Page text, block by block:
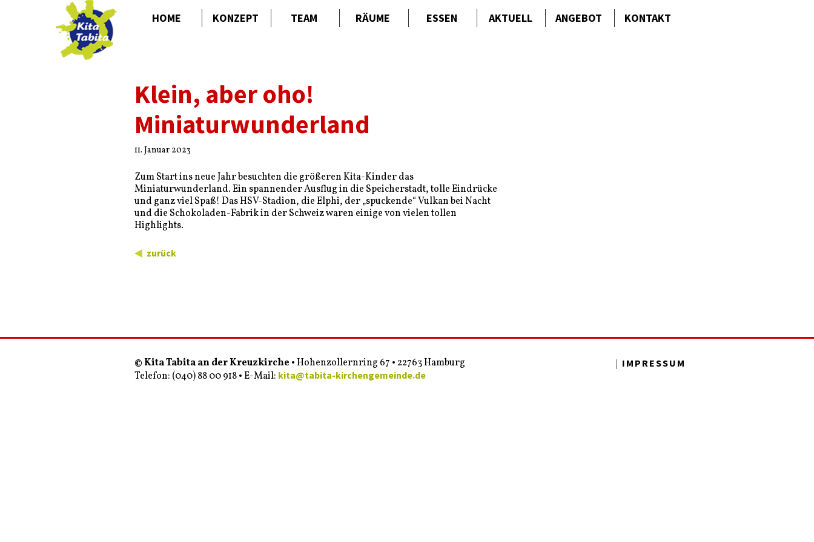
HOME KONZEPT TEAM RÄUME ESSEN AKTUELL ANGEBOT KONTAKT
Klein, aber oho!
Miniaturwunderland
11. Januar 2023
Zum Start ins neue Jahr besuchten die größeren Kita-Kinder das
Miniaturwunderland. Ein spannender Ausflug in die Speicherstadt, tolle Eindrücke
und ganz viel Spaß! Das HSV-Stadion, die Elphi, der „spuckende“ Vulkan bei Nacht
und die Schokoladen-Fabrik in der Schweiz waren einige von vielen tollen
Highlights.
zurück
© Kita Tabita an der Kreuzkirche • Hohenzollernring 67 • 22763 Hamburg
Telefon: (040) 88 00 918 • E-Mail: kita@tabita-kirchengemeinde.de
IMPRESSUM